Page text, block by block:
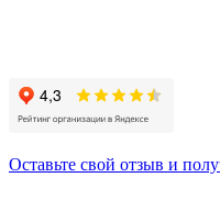
Оставьте свой отзыв и